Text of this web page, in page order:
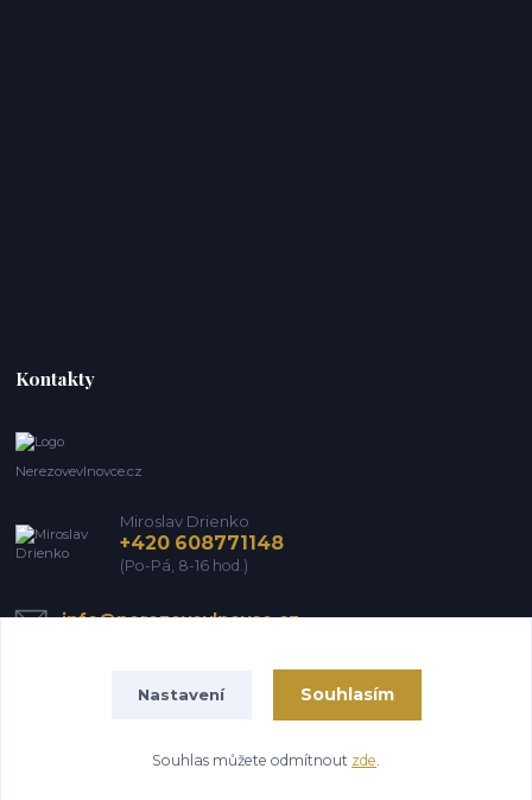
Kontakty
Nerezovevlnovce.cz
Miroslav Drienko
+420 608771148
(Po-Pá, 8-16 hod.)
info@nerezovevlnovce.cz
Vytvořeno na Eshop-rychle.cz
Nastavení Souhlasím
Souhlas můžete odmítnout zde